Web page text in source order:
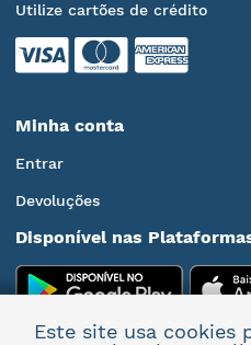
Utilize cartões de crédito
Minha conta
Entrar
Devoluções
Disponível nas
Este site usa cookies